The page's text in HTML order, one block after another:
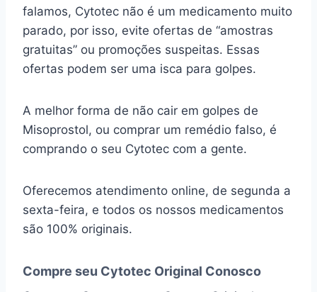
falamos, Cytotec não é um medicamento muito
parado, por isso, evite ofertas de “amostras
gratuitas” ou promoções suspeitas. Essas
ofertas podem ser uma isca para golpes.
A melhor forma de não cair em golpes de
Misoprostol, ou comprar um remédio falso, é
comprando o seu Cytotec com a gente.
Oferecemos atendimento online, de segunda a
sexta-feira, e todos os nossos medicamentos
são 100% originais.
Compre seu Cytotec Original Conosco